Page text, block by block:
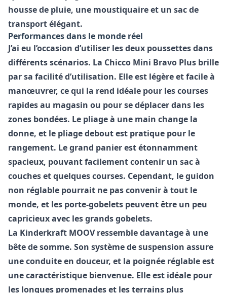
housse de pluie, une moustiquaire et un sac de
transport élégant.
Performances dans le monde réel
J’ai eu l’occasion d’utiliser les deux poussettes dans
différents scénarios. La Chicco Mini Bravo Plus brille
par sa facilité d’utilisation. Elle est légère et facile à
manœuvrer, ce qui la rend idéale pour les courses
rapides au magasin ou pour se déplacer dans les
zones bondées. Le pliage à une main change la
donne, et le pliage debout est pratique pour le
rangement. Le grand panier est étonnamment
spacieux, pouvant facilement contenir un sac à
couches et quelques courses. Cependant, le guidon
non réglable pourrait ne pas convenir à tout le
monde, et les porte-gobelets peuvent être un peu
capricieux avec les grands gobelets.
La Kinderkraft MOOVressemble davantage à une
bête de somme. Son système de suspension assure
une conduite en douceur, et la poignée réglable est
une caractéristique bienvenue. Elle est idéale pour
les longues promenades et les terrains plus